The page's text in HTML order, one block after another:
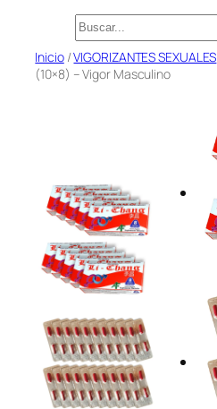
contenido
Buscar
Inicio/VIGORIZANTES SEXUALES
(10×8) – Vigor Masculino